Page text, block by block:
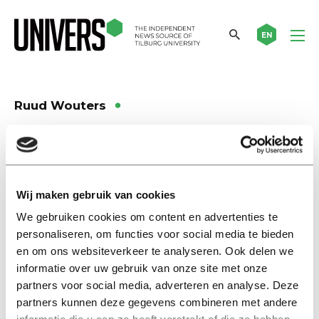
Wij maken gebruik van cookies
We gebruiken cookies om content en advertenties te
personaliseren, om functies voor social media te bieden
en om ons websiteverkeer te analyseren. Ook delen we
informatie over uw gebruik van onze site met onze
partners voor social media, adverteren en analyse. Deze
partners kunnen deze gegevens combineren met andere
EN
Ruud Wouters
Red line of protest through
politicians in The Hague’
06 oktober 2025
Achtergrond
Rode lijn van protest door
Amsterdam: ‘Krachtig signaal
naar politiek Den Haag’